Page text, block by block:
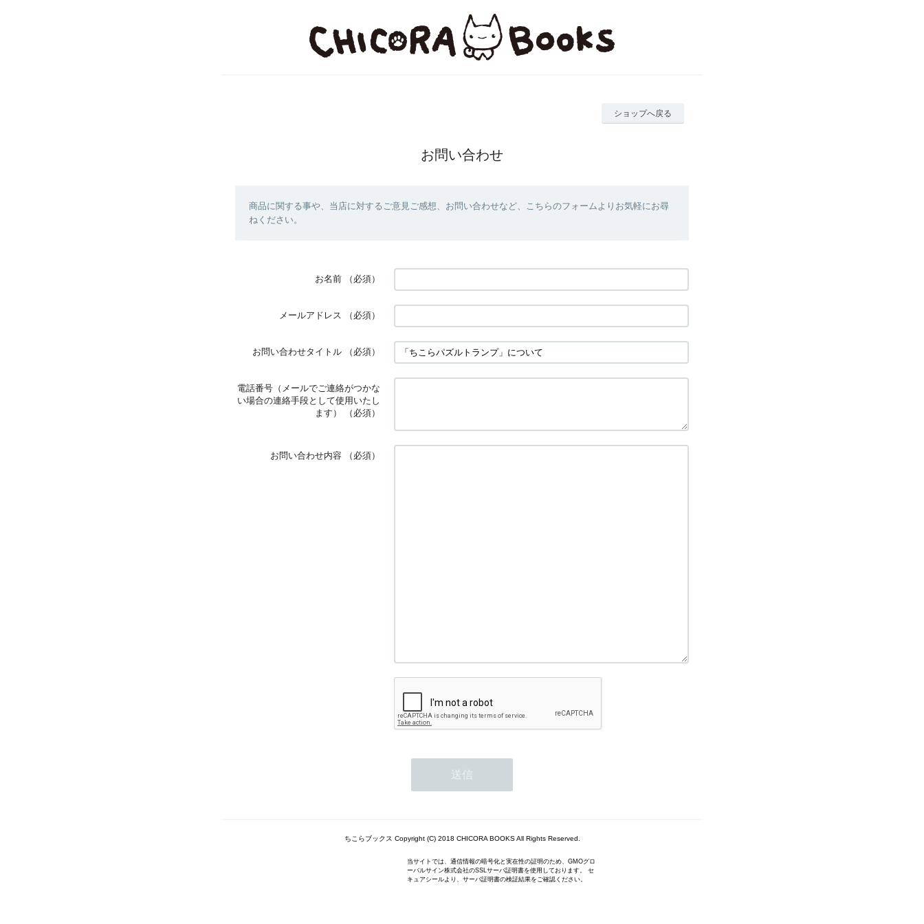
ショップへ戻る
お問い合わせ
商品に関する事や、当店に対するご意見ご感想、お問い合わせなど、こちらのフォームよりお気軽にお尋
ねください。
お名前 （必須）
メールアドレス （必須）
お問い合わせタイトル （必須）
電話番号（メールでご連絡がつかな
い場合の連絡手段として使用いたし
ます）
（必須）
お問い合わせ内容 （必須）
ちこらブックス Copyright (C) 2018 CHICORA BOOKS All Rights Reserved.
当サイトでは、通信情報の暗号化と実在性の証明のため、GMOグロ
ーバルサイン株式会社のSSLサーバ証明書を使用しております。 セ
キュアシールより、サーバ証明書の検証結果をご確認ください。